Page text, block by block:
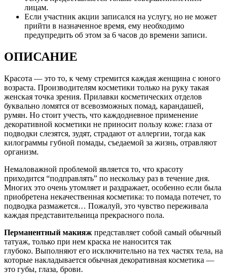
лицам.
Если участник акции записался на услугу, но не может
прийти в назначенное время, ему необходимо
предупредить об этом за 6 часов до времени записи.
ОПИСАНИЕ
Красота — это то, к чему стремится каждая женщина с юного
возраста. Производителям косметики только на руку такая
женская точка зрения. Прилавки косметических отделов
буквально ломятся от всевозможных помад, карандашей,
румян. Но стоит учесть, что каждодневное применение
декоративной косметики не приносит пользу коже: глаза от
подводки слезятся, зудят, страдают от аллергии, тогда как
килограммы губной помады, съедаемой за жизнь, отравляют
организм.
Немаловажной проблемой является то, что красоту
приходится “подправлять” по нескольку раз в течение дня.
Многих это очень утомляет и раздражает, особенно если была
приобретена некачественная косметика: то помада потечет, то
подводка размажется… Пожалуй, это чувство переживала
каждая представительница прекрасного пола.
Перманентный макияж представляет собой самый обычный
татуаж, только при нем краска не наносится так
глубоко. Выполняют его исключительно на тех частях тела, на
которые накладывается обычная декоративная косметика —
это губы, глаза, брови.